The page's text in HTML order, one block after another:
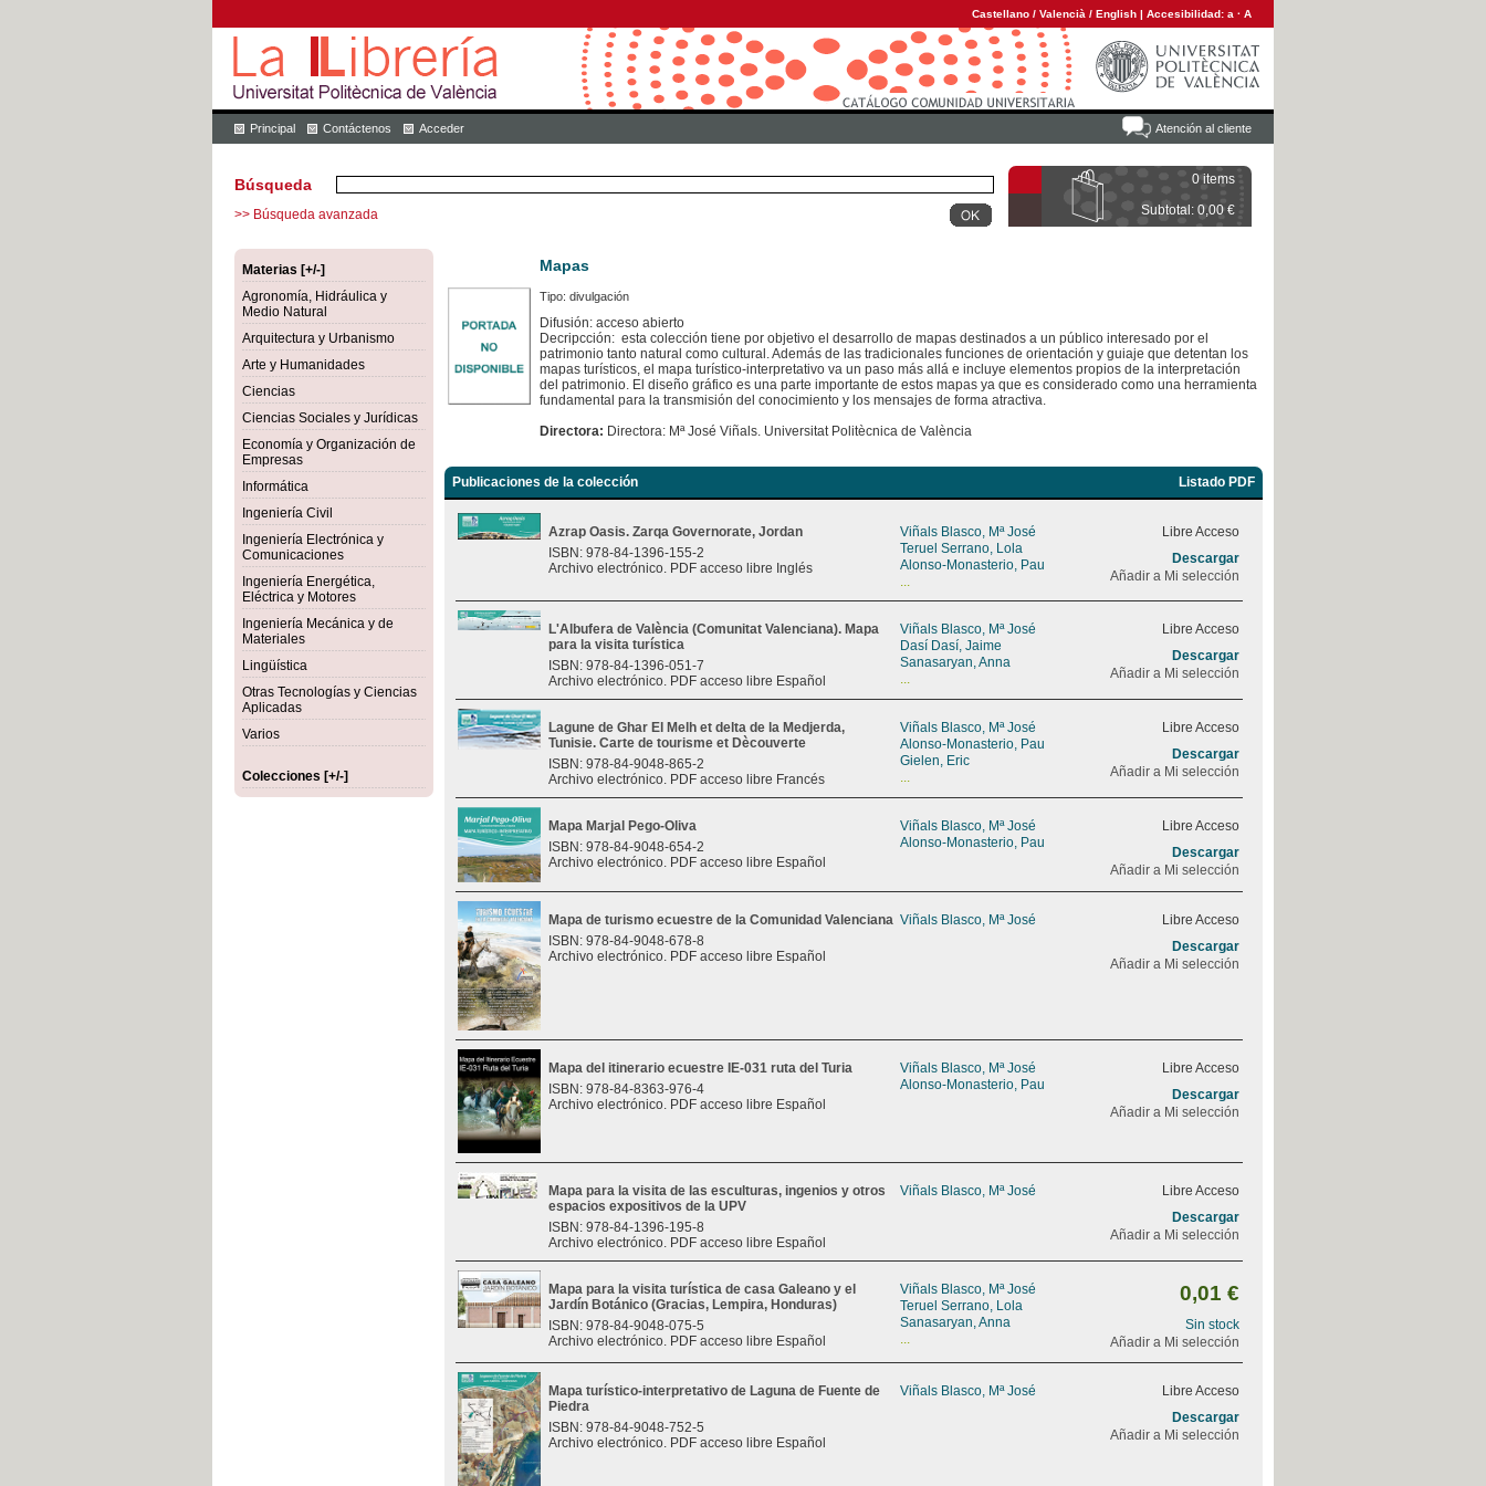
Castellano / Valencià / English | Accesibilidad: a · A
Atención al cliente
Principal Contáctenos Acceder
0 items
Subtotal: 0,00 €
Búsqueda
>> Búsqueda avanzada
Materias [+/-]
Agronomía, Hidráulica y
Medio Natural
Arquitectura y Urbanismo
Arte y Humanidades
Ciencias
Ciencias Sociales y Jurídicas
Economía y Organización de
Empresas
Informática
Ingeniería Civil
Ingeniería Electrónica y
Comunicaciones
Ingeniería Energética,
Eléctrica y Motores
Ingeniería Mecánica y de
Materiales
Lingüística
Otras Tecnologías y Ciencias
Aplicadas
Varios
Colecciones [+/-]
Mapas
Tipo: divulgación
Difusión: acceso abierto
Decripcción: esta colección tiene por objetivo el desarrollo de mapas destinados a un público interesado por el
patrimonio tanto natural como cultural. Además de las tradicionales funciones de orientación y guiaje que detentan los
mapas turísticos, el mapa turístico-interpretativo va un paso más allá e incluye elementos propios de la interpretación
del patrimonio. El diseño gráfico es una parte importante de estos mapas ya que es considerado como una herramienta
fundamental para la transmisión del conocimiento y los mensajes de forma atractiva.
Directora: Directora: Mª José Viñals. Universitat Politècnica de València
Publicaciones de la colección Listado PDF
Azrap Oasis. Zarqa Governorate, Jordan
ISBN: 978-84-1396-155-2
Archivo electrónico. PDF acceso libre Inglés
Viñals Blasco, Mª José
Teruel Serrano, Lola
Alonso-Monasterio, Pau
...
Libre Acceso
Descargar
Añadir a Mi selección
L'Albufera de València (Comunitat Valenciana). Mapa
para la visita turística
ISBN: 978-84-1396-051-7
Archivo electrónico. PDF acceso libre Español
Viñals Blasco, Mª José
Dasí Dasí, Jaime
Sanasaryan, Anna
...
Libre Acceso
Descargar
Añadir a Mi selección
Lagune de Ghar El Melh et delta de la Medjerda,
Tunisie. Carte de tourisme et Dècouverte
ISBN: 978-84-9048-865-2
Archivo electrónico. PDF acceso libre Francés
Viñals Blasco, Mª José
Alonso-Monasterio, Pau
Gielen, Eric
...
Libre Acceso
Descargar
Añadir a Mi selección
Mapa Marjal Pego-Oliva
ISBN: 978-84-9048-654-2
Archivo electrónico. PDF acceso libre Español
Viñals Blasco, Mª José
Alonso-Monasterio, Pau
Libre Acceso
Descargar
Añadir a Mi selección
Mapa de turismo ecuestre de la Comunidad Valenciana
ISBN: 978-84-9048-678-8
Archivo electrónico. PDF acceso libre Español
Viñals Blasco, Mª José
Libre Acceso
Descargar
Añadir a Mi selección
Mapa del itinerario ecuestre IE-031 ruta del Turia
ISBN: 978-84-8363-976-4
Archivo electrónico. PDF acceso libre Español
Viñals Blasco, Mª José
Alonso-Monasterio, Pau
Libre Acceso
Descargar
Añadir a Mi selección
Mapa para la visita de las esculturas, ingenios y otros
espacios expositivos de la UPV
ISBN: 978-84-1396-195-8
Archivo electrónico. PDF acceso libre Español
Viñals Blasco, Mª José
Libre Acceso
Descargar
Añadir a Mi selección
Mapa para la visita turística de casa Galeano y el
Jardín Botánico (Gracias, Lempira, Honduras)
ISBN: 978-84-9048-075-5
Archivo electrónico. PDF acceso libre Español
Viñals Blasco, Mª José
Teruel Serrano, Lola
Sanasaryan, Anna
...
0,01 €
Sin stock
Añadir a Mi selección
Mapa turístico-interpretativo de Laguna de Fuente de
Piedra
ISBN: 978-84-9048-752-5
Archivo electrónico. PDF acceso libre Español
Viñals Blasco, Mª José
Libre Acceso
Descargar
Añadir a Mi selección